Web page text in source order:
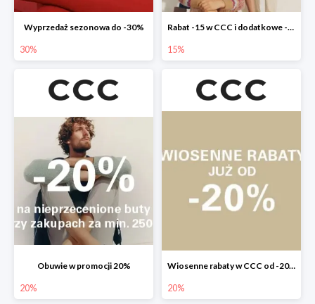
Wyprzedaż sezonowa do -30%
30%
Rabat -15 w CCC i dodatkowe -20% dla klubowiczów
15%
Obuwie w promocji 20%
20%
Wiosenne rabaty w CCC od -20%
20%